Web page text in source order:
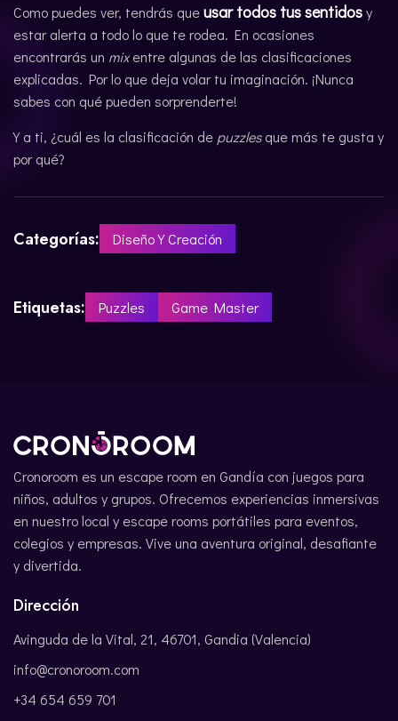
Como puedes ver, tendrás queusar todos tus sentidosy
estar alerta a todo lo que te rodea. En ocasiones
encontrarás un mixentre algunas de las clasificaciones
explicadas. Por lo que deja volar tu imaginación. ¡Nunca
sabes con qué pueden sorprenderte!
Y a ti, ¿cuál es la clasificación de puzzlesque más te gusta y
por qué?
Categorías: Diseño Y Creación
Etiquetas: Puzzles Game Master
Cronoroom es un escape room en Gandía con juegos para
niños, adultos y grupos. Ofrecemos experiencias inmersivas
en nuestro local y escape rooms portátiles para eventos,
colegios y empresas. Vive una aventura original, desafiante
y divertida.
Dirección
Avinguda de la Vital, 21, 46701, Gandia (Valencia)
info@cronoroom.com
+34 654 659 701